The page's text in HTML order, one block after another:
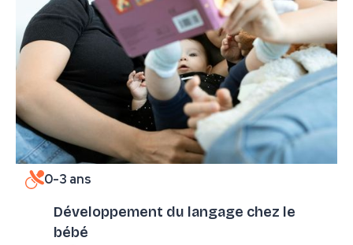
0-3 ans
Développement du langage chez le
bébé